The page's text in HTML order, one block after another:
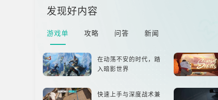
发现好内容
游戏单 攻略 问答 新闻
在动荡不安的时代，踏
入暗影世界
快速上手与深度战术兼